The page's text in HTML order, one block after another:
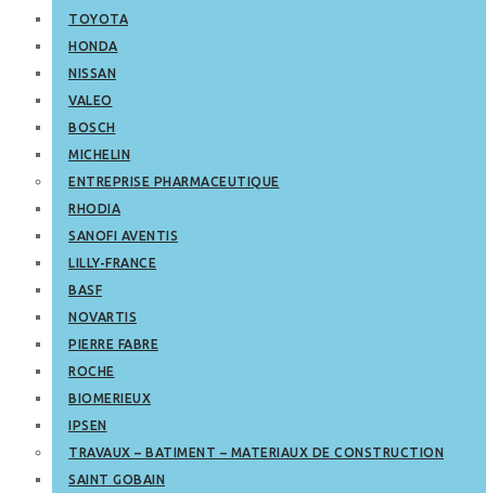
TOYOTA
HONDA
NISSAN
VALEO
BOSCH
MICHELIN
ENTREPRISE PHARMACEUTIQUE
RHODIA
SANOFI AVENTIS
LILLY-FRANCE
BASF
NOVARTIS
PIERRE FABRE
ROCHE
BIOMERIEUX
IPSEN
TRAVAUX – BATIMENT – MATERIAUX DE CONSTRUCTION
SAINT GOBAIN